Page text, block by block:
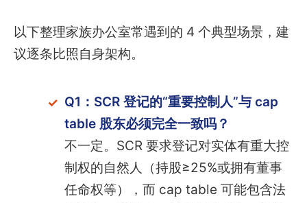
以下整理家族办公室常遇到的 4 个典型场景，建
议逐条比照自身架构。
Q1：SCR 登记的“重要控制人”与 cap
table 股东必须完全一致吗？
不一定。SCR 要求登记对实体有重大控
制权的自然人（持股≥25%或拥有董事
任命权等），而 cap table 可能包含法